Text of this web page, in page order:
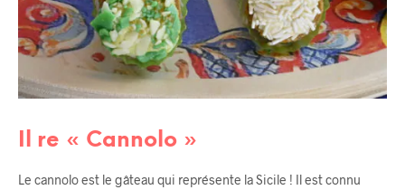
Il re « Cannolo »
Le cannolo est le gâteau qui représente la Sicile ! Il est connu